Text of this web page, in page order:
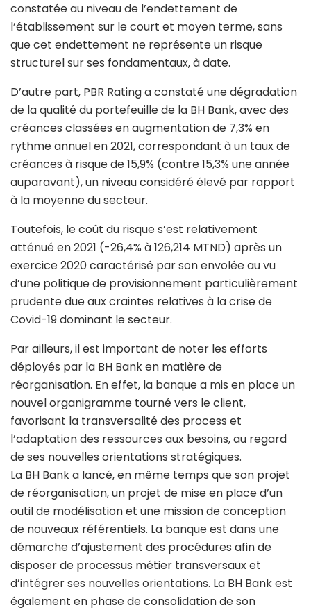
constatée au niveau de l’endettement de
l’établissement sur le court et moyen terme, sans
que cet endettement ne représente un risque
structurel sur ses fondamentaux, à date.
D’autre part, PBR Rating a constaté une dégradation
de la qualité du portefeuille de la BH Bank, avec des
créances classées en augmentation de 7,3% en
rythme annuel en 2021, correspondant à un taux de
créances à risque de 15,9% (contre 15,3% une année
auparavant), un niveau considéré élevé par rapport
à la moyenne du secteur.
Toutefois, le coût du risque s’est relativement
atténué en 2021 (-26,4% à 126,214 MTND) après un
exercice 2020 caractérisé par son envolée au vu
d’une politique de provisionnement particulièrement
prudente due aux craintes relatives à la crise de
Covid-19 dominant le secteur.
Par ailleurs, il est important de noter les efforts
déployés par la BH Bank en matière de
réorganisation. En effet, la banque a mis en place un
nouvel organigramme tourné vers le client,
favorisant la transversalité des process et
l’adaptation des ressources aux besoins, au regard
de ses nouvelles orientations stratégiques.
La BH Bank a lancé, en même temps que son projet
de réorganisation, un projet de mise en place d’un
outil de modélisation et une mission de conception
de nouveaux référentiels. La banque est dans une
démarche d’ajustement des procédures afin de
disposer de processus métier transversaux et
d’intégrer ses nouvelles orientations. La BH Bank est
également en phase de consolidation de son